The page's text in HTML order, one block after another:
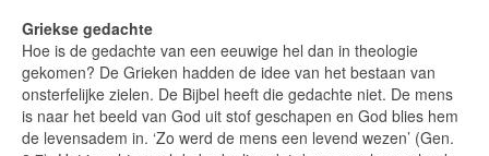
Griekse gedachte
Hoe is de gedachte van een eeuwige hel dan in theologie
gekomen? De Grieken hadden de idee van het bestaan van
onsterfelijke zielen. De Bijbel heeft die gedachte niet. De mens
is naar het beeld van God uit stof geschapen en God blies hem
de levensadem in. ‘Zo werd de mens een levend wezen’ (Gen.